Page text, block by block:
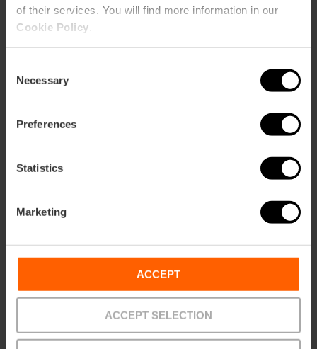
of their services. You will find more information in our
Cookie Policy
Selection
Necessary
Preferences
Statistics
Marketing
ACCEPT
ACCEPT SELECTION
Valencia!
Plan je je volgende uitje? Zoek niet verder. We hebben een
kunt ontdekken.